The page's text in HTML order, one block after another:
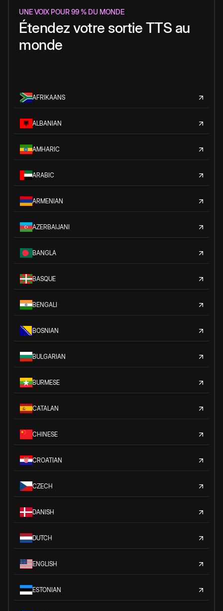
UNE VOIX POUR 99 % DU MONDE
Étendez votre sortie TTS au
monde
AFRIKAANS
ALBANIAN
AMHARIC
ARABIC
ARMENIAN
AZERBAIJANI
BANGLA
BASQUE
BENGALI
BOSNIAN
BULGARIAN
BURMESE
CATALAN
CHINESE
CROATIAN
CZECH
DANISH
DUTCH
ENGLISH
ESTONIAN